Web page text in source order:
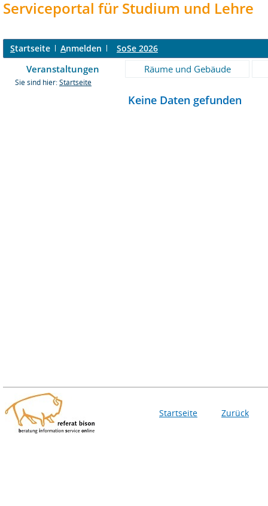
Serviceportal für Studium und Lehre
Startseite Anmelden SoSe 2026
Veranstaltungen Räume und Gebäude
Sie sind hier: Startseite
Keine Daten gefunden
Startseite Zurück